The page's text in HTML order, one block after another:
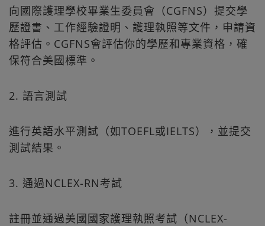
向國際護理學校畢業生委員會（CGFNS）提交學
歷證書、工作經驗證明、護理執照等文件，申請資
格評估。CGFNS會評估你的學歷和專業資格，確
保符合美國標準。
2. 語言測試
進行英語水平測試（如TOEFL或IELTS），並提交
測試結果。
3. 通過NCLEX-RN考試
註冊並通過美國國家護理執照考試（NCLEX-